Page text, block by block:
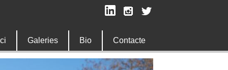
Galeries Bio Contacte